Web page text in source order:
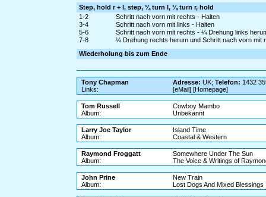
Step, hold r + l, step, ¼ turn l, ¼ turn r, hold
1-2
Schritt nach vorn mit rechts - Halten
3-4
Schritt nach vorn mit links - Halten
5-6
Schritt nach vorn mit rechts - ¼ Drehung links
7-8
¼ Drehung rechts herum und Schritt nach vorn mit
Wiederholung bis zum Ende
Tony Chapman Adresse: UK;Telefon: 1432
Links:
[eMail] [Homepage]
Tom Russell
Cowboy Mambo
Album:
Unbekannt
Larry Joe Taylor
Island Time
Album:
Coastal & Western
Raymond Froggatt
Somewhere Under The Sun
Album:
The Voice & Writings of
John Prine
New Train
Album:
Lost Dogs And Mixed Blessings